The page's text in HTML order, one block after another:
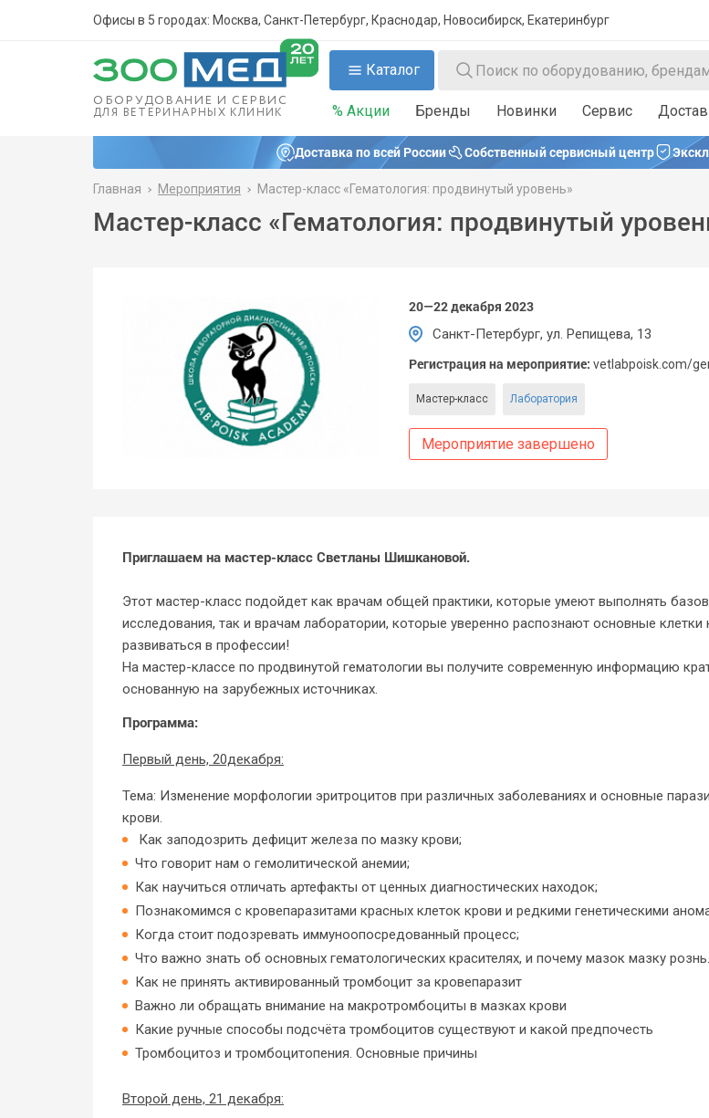
Офисы в 5 городах: Москва, Санкт-Петербург, Краснодар, Новосибирск, Екатеринбург
ОБОРУДОВАНИЕ И СЕРВИС
ДЛЯ ВЕТЕРИНАРНЫХ КЛИНИК
Каталог
% Акции Бренды Новинки Сервис
Доставка по всей России Собственный сервисный центр
Главная Мероприятия Мастер-класс «Гематология: продвинутый уровень»
Мастер-класс «Гематология: продвинутый
20—22 декабря 2023
Санкт-Петербург, ул. Репищева, 13
Регистрация на мероприятие:vetlabpoisk.com/
Мастер-класс Лаборатория
Мероприятие завершено
Приглашаем на мастер-класс Светланы Шишкановой.
Этот мастер-класс подойдет как врачам общей практики, которые умеют выполнять
исследования, так и врачам лаборатории, которые уверенно распознают основные клетки
развиваться в профессии!
На мастер-классе по продвинутой гематологии вы получите современную информацию
основанную на зарубежных источниках.
Программа:
Первый день, 20декабря:
Тема: Изменение морфологии эритроцитов при различных заболеваниях и основные
крови.
Как заподозрить дефицит железа по мазку крови;
Что говорит нам о гемолитической анемии;
Как научиться отличать артефакты от ценных диагностических находок;
Познакомимся с кровепаразитами красных клеток крови и редкими генетическими
Когда стоит подозревать иммуноопосредованный процесс;
Что важно знать об основных гематологических красителях, и почему мазок мазку рознь.
Как не принять активированный тромбоцит за кровепаразит
Важно ли обращать внимание на макротромбоциты в мазках крови
Какие ручные способы подсчёта тромбоцитов существуют и какой предпочесть
Тромбоцитоз и тромбоцитопения. Основные причины
Второй день, 21 декабря: